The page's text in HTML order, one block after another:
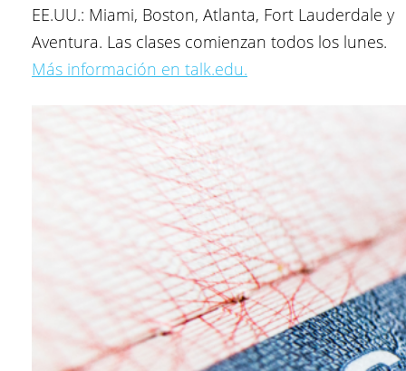
EE.UU.: Miami, Boston, Atlanta, Fort Lauderdale y
Aventura. Las clases comienzan todos los lunes.
Más información en talk.edu.